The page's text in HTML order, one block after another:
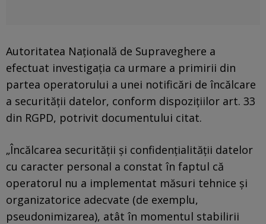
Autoritatea Naţională de Supraveghere a
efectuat investigația ca urmare a primirii din
partea operatorului a unei notificări de încălcare
a securității datelor, conform dispozițiilor art. 33
din RGPD, potrivit documentului citat.
„Încălcarea securității și confidențialității datelor
cu caracter personal a constat în faptul că
operatorul nu a implementat măsuri tehnice și
organizatorice adecvate (de exemplu,
pseudonimizarea), atât în momentul stabilirii